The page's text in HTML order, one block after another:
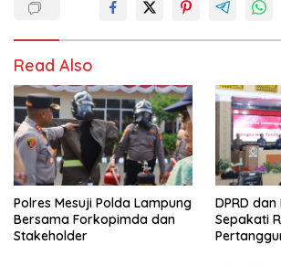
Read Also
Polres Mesuji Polda Lampung
Bersama Forkopimda dan
Stakeholder
DPRD
Sepakati